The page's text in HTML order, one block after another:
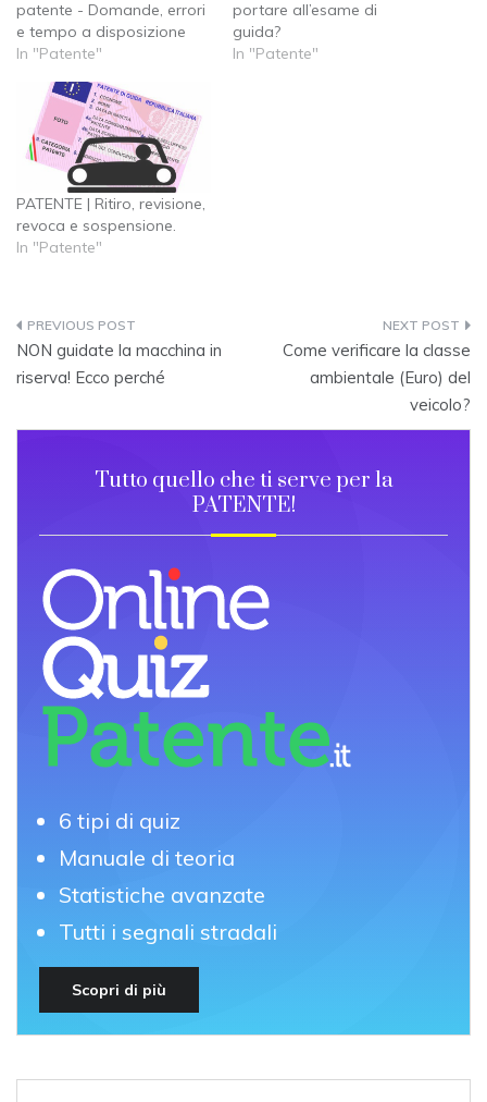
patente - Domande, errori
e tempo a disposizione
In "Patente"
portare all’esame di
guida?
In "Patente"
PATENTE | Ritiro, revisione,
revoca e sospensione.
In "Patente"
Post
navigation
NON guidate la macchina in
riserva! Ecco perché
Come verificare la classe
ambientale (Euro) del
veicolo?
Tutto quello che ti serve per la
PATENTE!
6 tipi di quiz
Manuale di teoria
Statistiche avanzate
Tutti i segnali stradali
Scopri di più